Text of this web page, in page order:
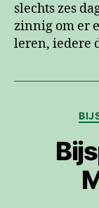
slechts zes
zinnig om er
leren, iedere